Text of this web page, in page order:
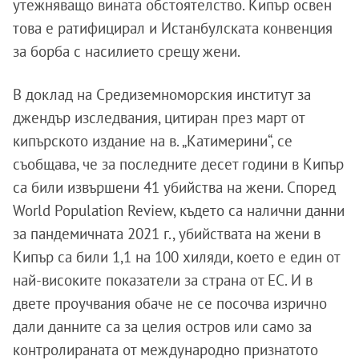
утежняващо вината обстоятелство. Кипър освен
това е ратифицирал и Истанбулската конвенция
за борба с насилието срещу жени.
В доклад на Средиземноморския институт за
джендър изследвания, цитиран през март от
кипърското издание на в. „Катимерини“, се
съобщава, че за последните десет години в Кипър
са били извършени 41 убийства на жени. Според
World Population Review, където са налични данни
за пандемичната 2021 г., убийствата на жени в
Кипър са били 1,1 на 100 хиляди, което е един от
най-високите показатели за страна от ЕС. И в
двете проучвания обаче не се посочва изрично
дали данните са за целия остров или само за
контролираната от международно признатото